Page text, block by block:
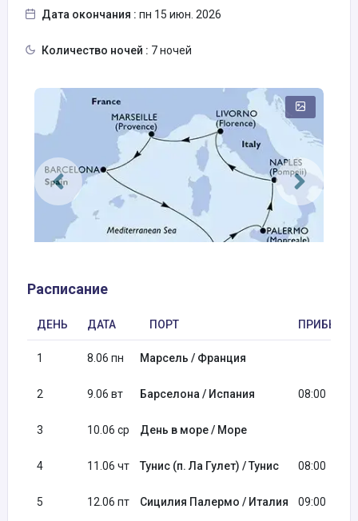
Дата окончания : пн 15 июн. 2026
Количество ночей : 7 ночей
Расписание
ДЕНЬ ДАТА ПОРТ ПРИБЫТИЕ
1 8.06 пн Марсель / Франция
2 9.06 вт Барселона / Испания 08:00
3 10.06 ср День в море / Море
4 11.06 чт Тунис (п. Ла Гулет) / Тунис 08:00
5 12.06 пт Сицилия Палермо / Италия 09:00